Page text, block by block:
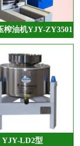
榨油机YJY-ZY3501
YJY-LD2型